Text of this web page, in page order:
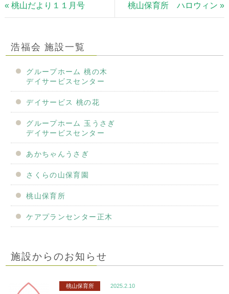
« 桃山だより１１月号 桃山保育所 ハロウィン »
浩福会 施設一覧
グループホーム 桃の木
デイサービスセンター
デイサービス 桃の花
グループホーム 玉うさぎ
デイサービスセンター
あかちゃんうさぎ
さくらの山保育園
桃山保育所
ケアプランセンター正木
施設からのお知らせ
桃山保育所 2025.2.10